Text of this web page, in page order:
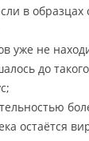
в образцах
уже не
до
остаётся